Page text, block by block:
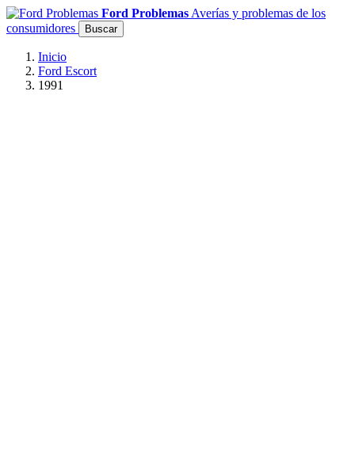
Ford Problemas Averías y problemas de los
consumidores
Buscar
Inicio
Ford Escort
1991